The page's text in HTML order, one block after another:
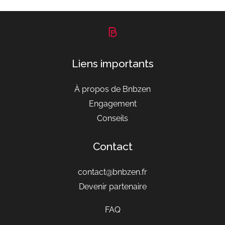
Liens importants
À propos de Bnbzen
Engagement
Conseils
Contact
contact@bnbzen.fr
Devenir partenaire
FAQ